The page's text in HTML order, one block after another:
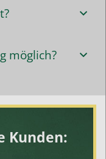
möglich?
Kunden: